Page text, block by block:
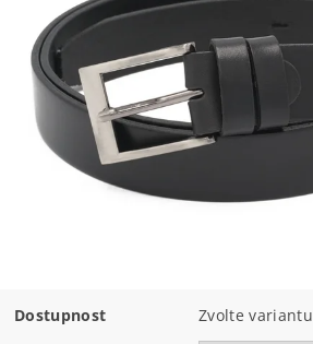
Dostupnost Zvolte variantu